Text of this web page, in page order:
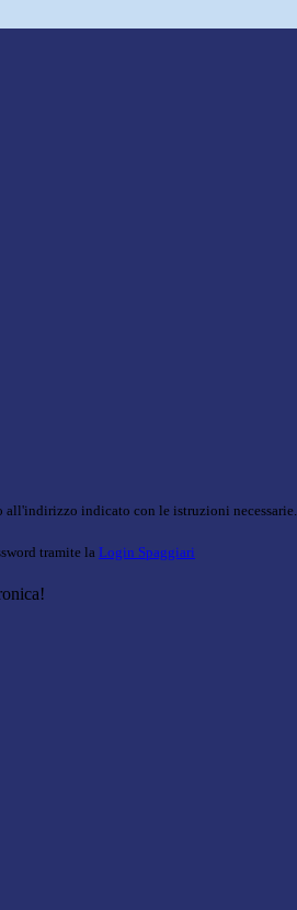
all'indirizzo indicato con le istruzioni necessarie.
tramite la Login Spaggiari